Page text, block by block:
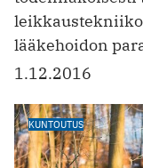
lääkehoidon
1.12.2016
KUNTOUTUS